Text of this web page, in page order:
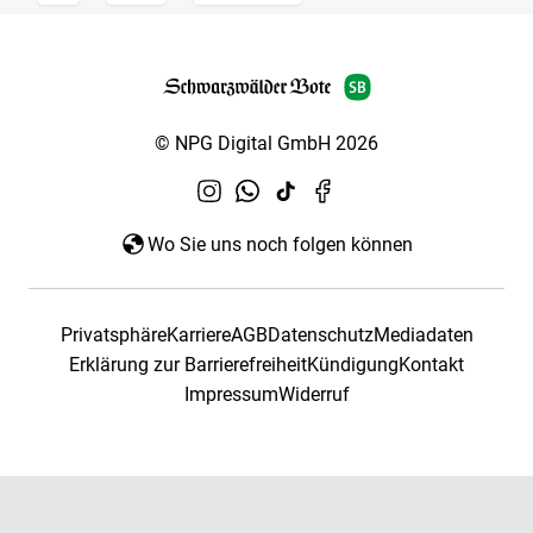
© NPG Digital GmbH 2026
Wo Sie uns noch folgen können
PrivatsphäreKarriereAGBDatenschutzMediadaten
Erklärung zur BarrierefreiheitKündigungKontakt
ImpressumWiderruf